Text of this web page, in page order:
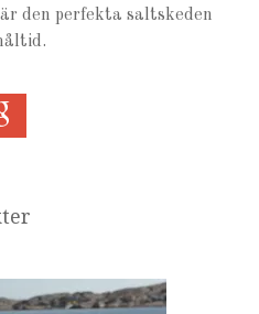
den perfekta saltskeden